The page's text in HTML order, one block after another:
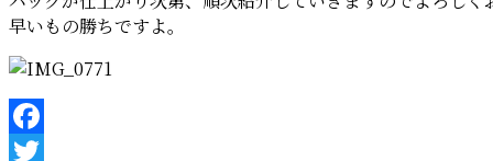
早いもの勝ちですよ。
Facebook